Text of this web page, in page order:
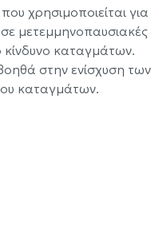
χρησιμοποιείται για
μετεμμηνοπαυσιακές
κίνδυνο καταγμάτων.
στην ενίσχυση των
καταγμάτων.